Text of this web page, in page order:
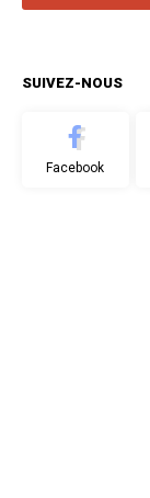
SUIVEZ-NOUS
Facebook